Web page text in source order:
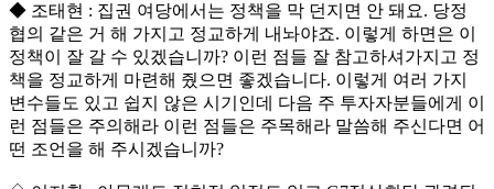
◆ 조태현 : 집권 여당에서는 정책을 막 던지면 안 돼요. 당정
협의 같은 거 해 가지고 정교하게 내놔야죠. 이렇게 하면은 이
정책이 잘 갈 수 있겠습니까? 이런 점들 잘 참고하셔가지고 정
책을 정교하게 마련해 줬으면 좋겠습니다. 이렇게 여러 가지
변수들도 있고 쉽지 않은 시기인데 다음 주 투자자분들에게 이
런 점들은 주의해라 이런 점들은 주목해라 말씀해 주신다면 어
떤 조언을 해 주시겠습니까?